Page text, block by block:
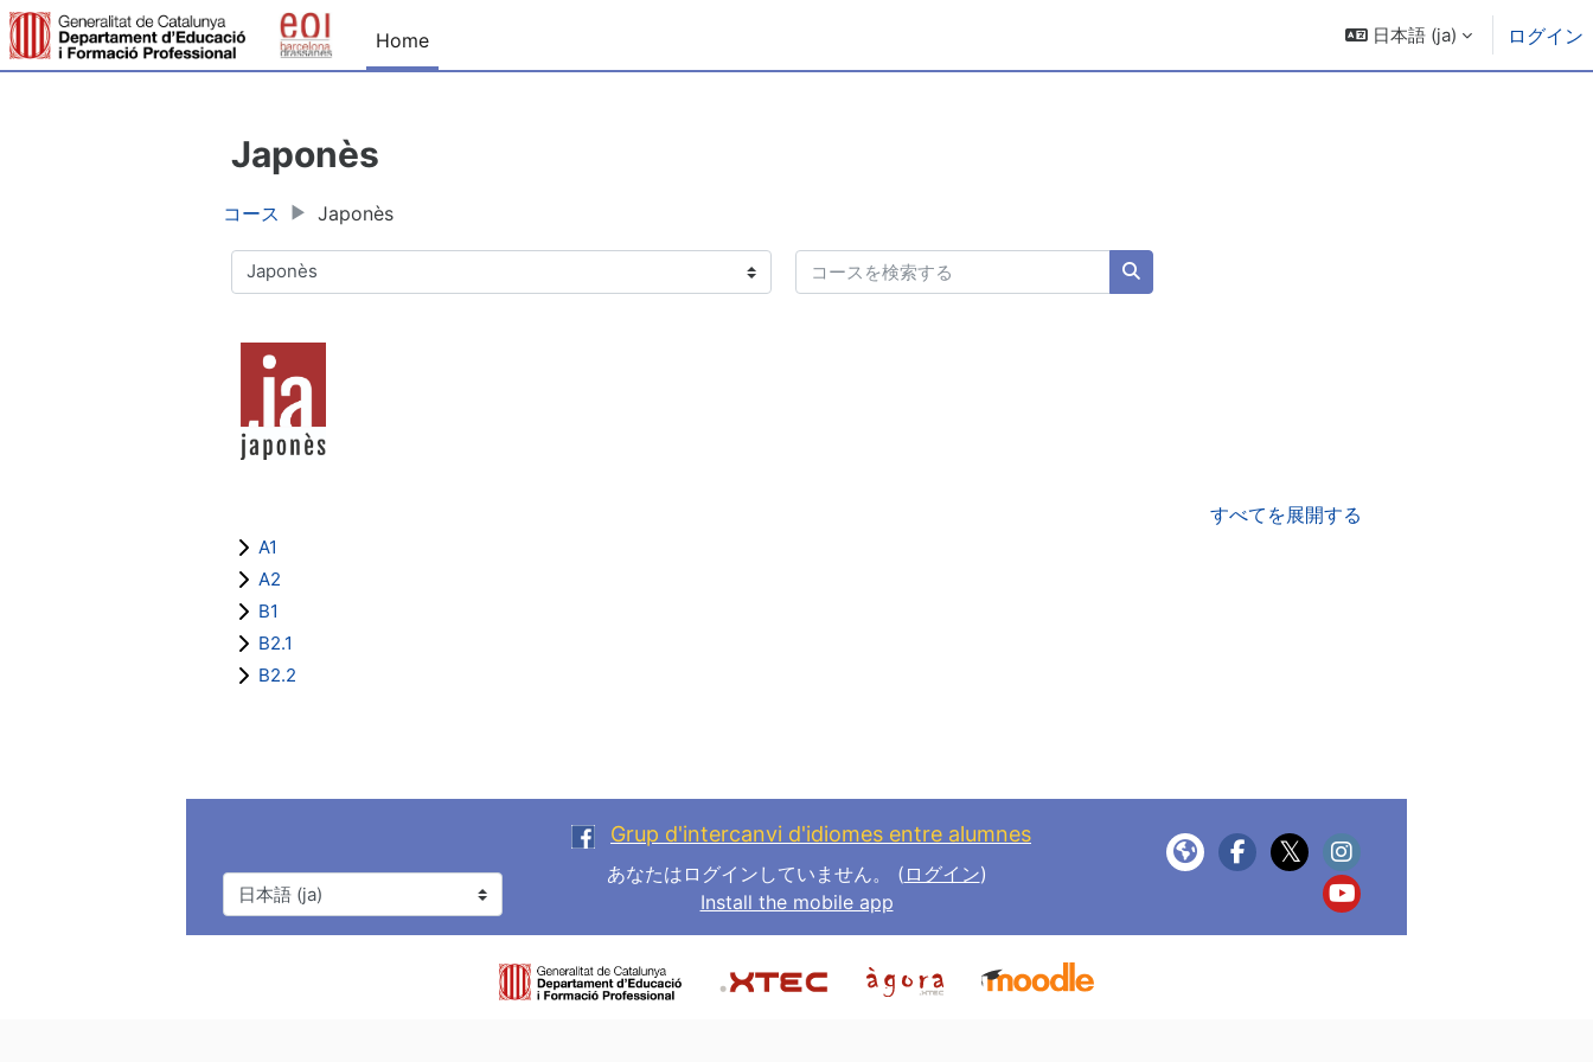
メインコンテンツへスキップする
Home
日本語 ‎(ja)‎ ログイン
Japonès
コース Japonès
コースカテゴリ
コースを検索する
コースを検索する
すべてを展開する
A1
A2
B1
B2.1
B2.2
言語設定
Grup d'intercanvi d'idiomes entre alumnes
あなたはログインしていません。 ( ログイン)
Install the mobile app